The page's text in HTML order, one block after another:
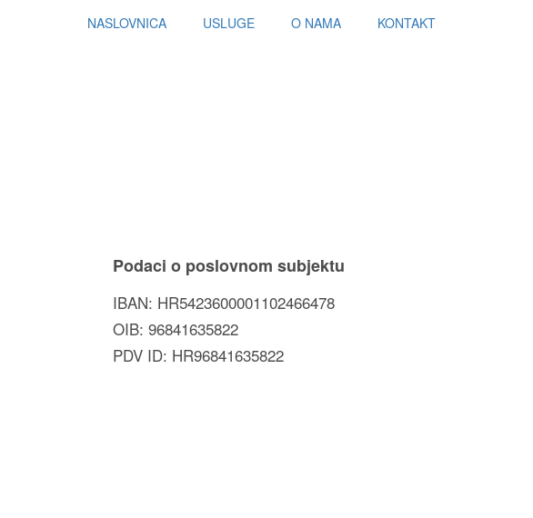
NASLOVNICA USLUGE O NAMA KONTAKT
Podaci o poslovnom subjektu
IBAN: HR5423600001102466478
OIB: 96841635822
PDV ID: HR96841635822